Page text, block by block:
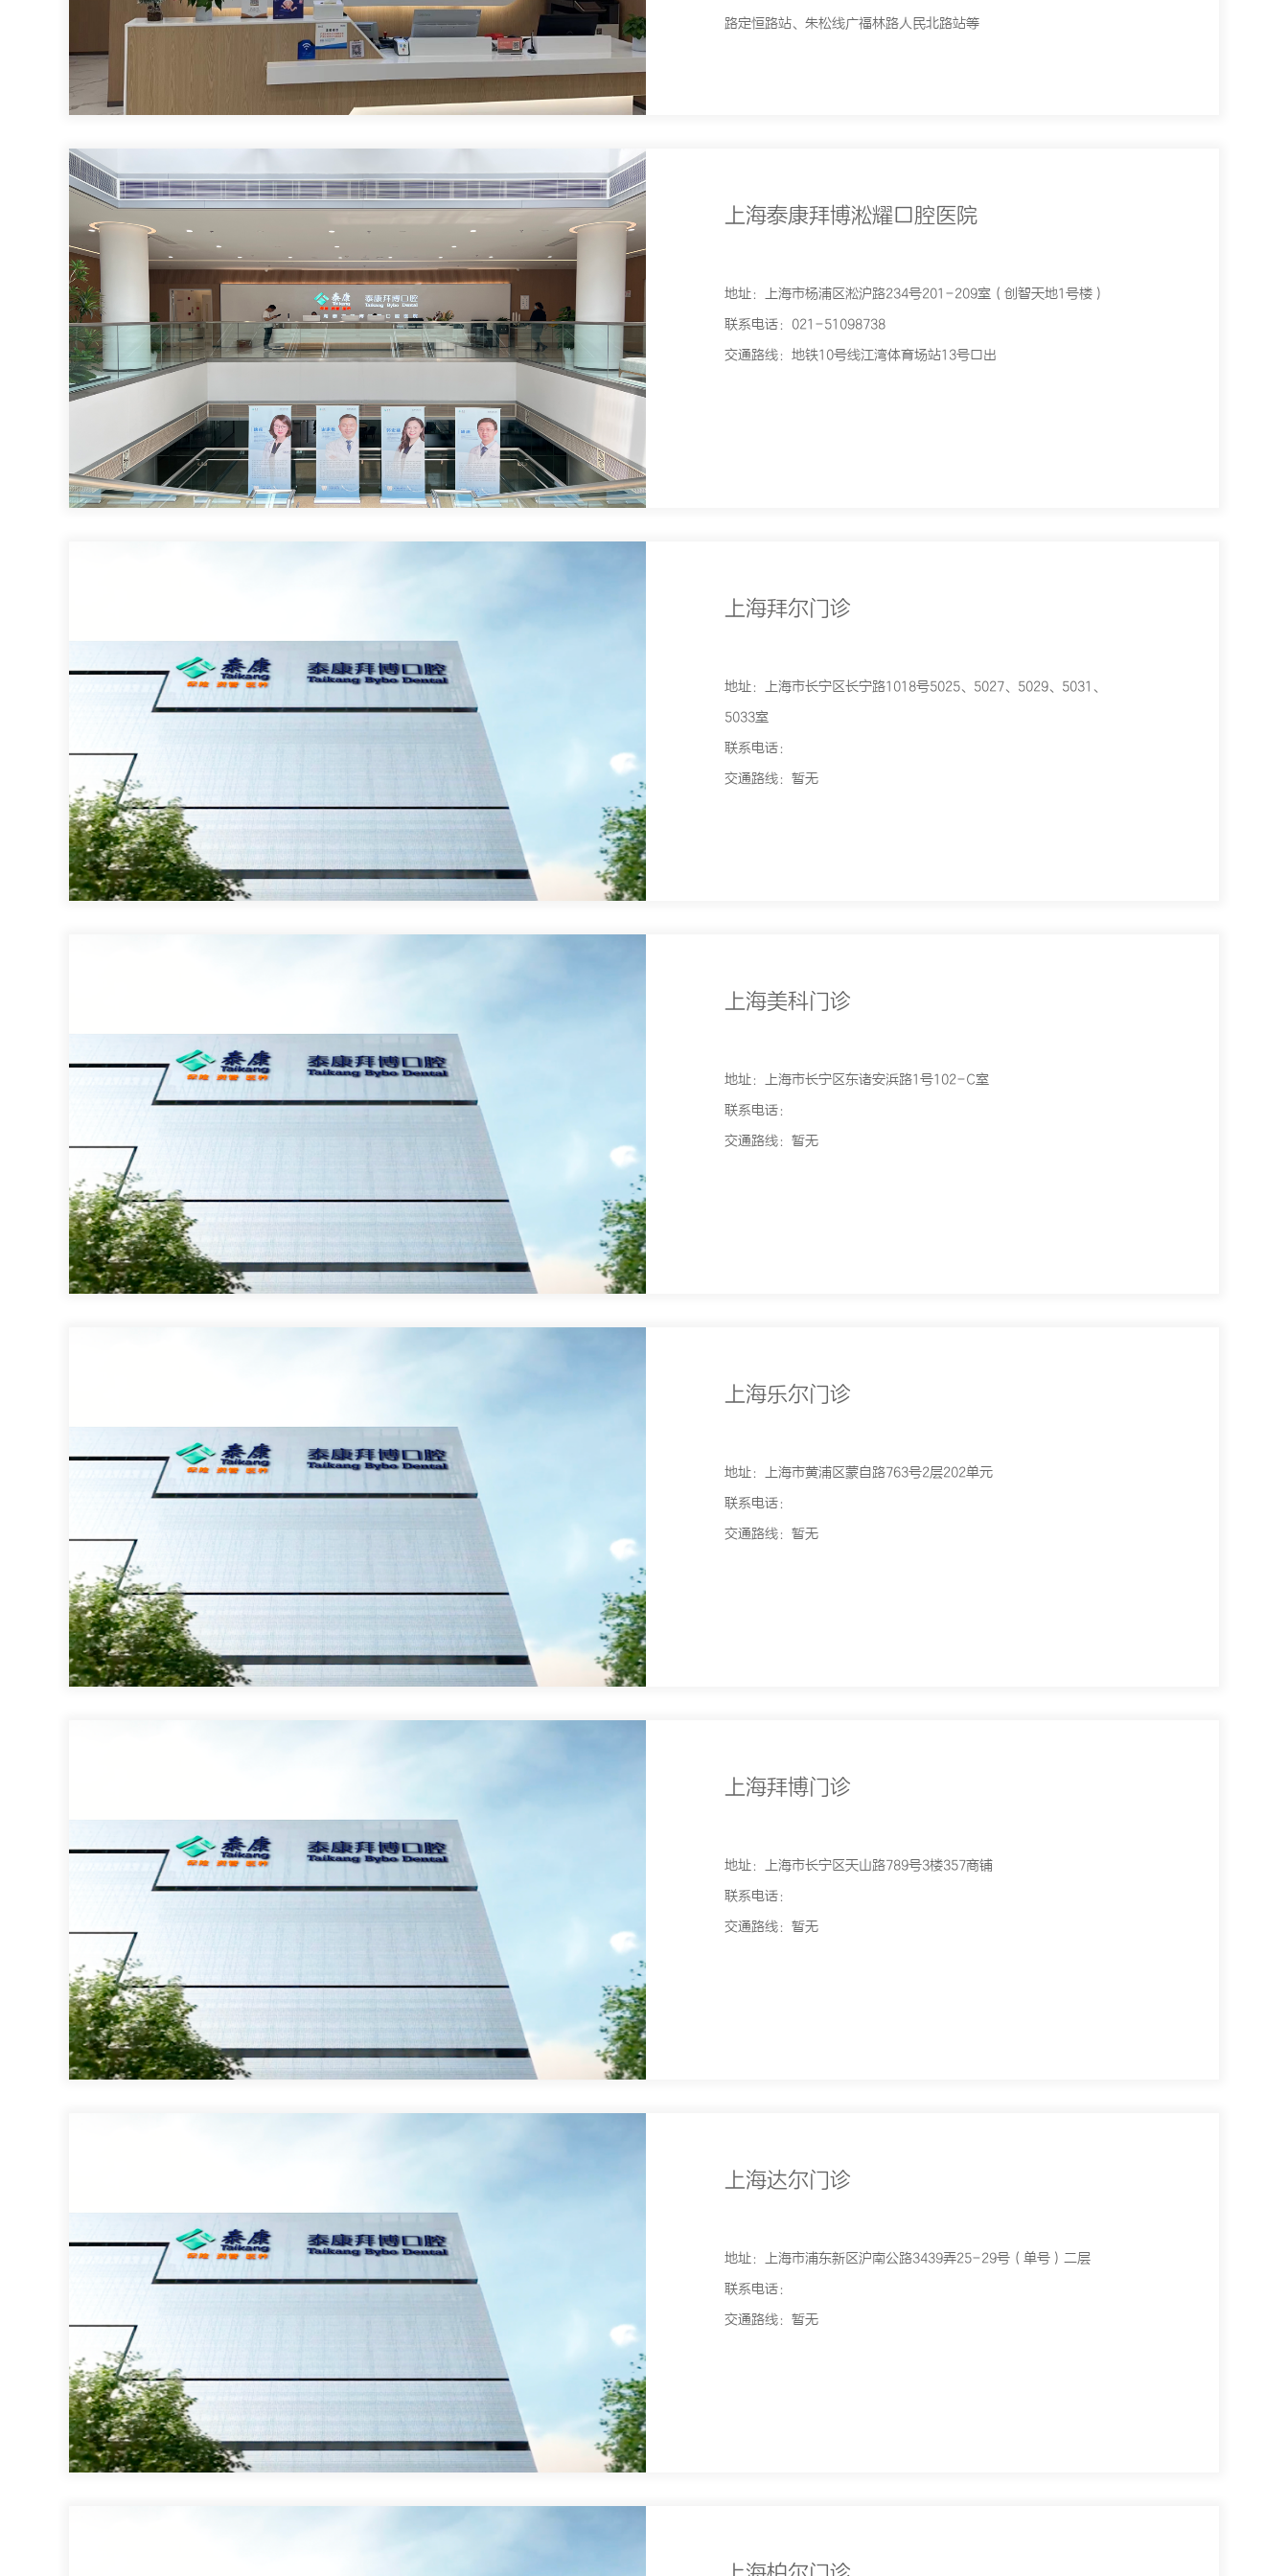
路定恒路站、朱松线广福林路人民北路站等
上海泰康拜博淞耀口腔医院
地址：上海市杨浦区淞沪路234号201-209室（创智天地1号楼）
联系电话：021-51098738
交通路线：地铁10号线江湾体育场站13号口出
上海拜尔门诊
地址：上海市长宁区长宁路1018号5025、5027、5029、5031、
5033室
联系电话：
交通路线：暂无
上海美科门诊
地址：上海市长宁区东诸安浜路1号102-C室
联系电话：
交通路线：暂无
上海乐尔门诊
地址：上海市黄浦区蒙自路763号2层202单元
联系电话：
交通路线：暂无
上海拜博门诊
地址：上海市长宁区天山路789号3楼357商铺
联系电话：
交通路线：暂无
上海达尔门诊
地址：上海市浦东新区沪南公路3439弄25-29号（单号）二层
联系电话：
交通路线：暂无